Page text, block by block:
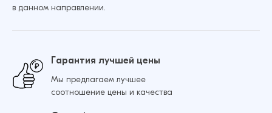
в данном направлении.
Гарантия лучшей цены
Мы предлагаем лучшее
соотношение цены и качества